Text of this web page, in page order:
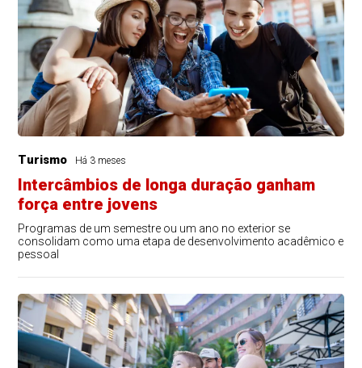
Turismo Há 3 meses
Intercâmbios de longa duração ganham
força entre jovens
Programas de um semestre ou um ano no exterior se
consolidam como uma etapa de desenvolvimento acadêmico e
pessoal